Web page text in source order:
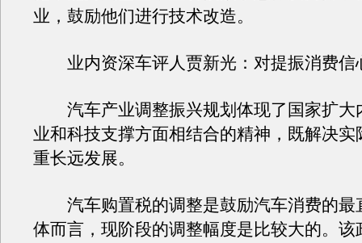
业，鼓励他们进行技术改造。
业内资深车评人贾新光：对提振消费信
汽车产业调整振兴规划体现了国家扩大
业和科技支撑方面相结合的精神，既解决实
重长远发展。
汽车购置税的调整是鼓励汽车消费的最
体而言，现阶段的调整幅度是比较大的。该